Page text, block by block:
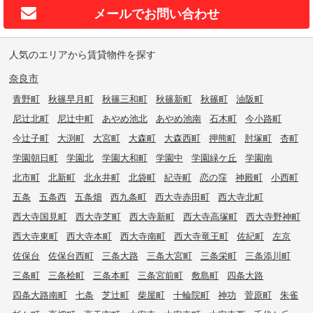
メールでお問い合わせ
人気のエリアから賃貸物件を探す
奈良市
青野町 秋篠早月町 秋篠三和町 秋篠新町 秋篠町
油阪町
尼辻北町
尼辻中町 あやめ池北 あやめ池南 石木町
今小路町
今辻子町
大渕町 大宮町 大森町 大森西町 押熊町 肘塚町
杏町
学園朝日町
学園北 学園大和町 学園中 学園緑ケ丘
学園南
北市町
北新町 北永井町 北袋町 紀寺町 恋の窪 神殿町
小西町
五条
五条西 五条畑 西九条町 西大寺赤田町
西大寺北町
西大寺国見町
西大寺芝町 西大寺新町 西大寺高塚町
西大寺野神町
西大寺東町
西大寺本町 西大寺南町 西大寺竜王町 佐紀町
左京
佐保台
佐保台西町 三条大路 三条大宮町 三条栄町
三条添川町
三条町
三条桧町 三条本町 三条宮前町 敷島町
四条大路
四条大路南町
七条 芝辻町 柴屋町 十輪院町 神功 菅原町
朱雀